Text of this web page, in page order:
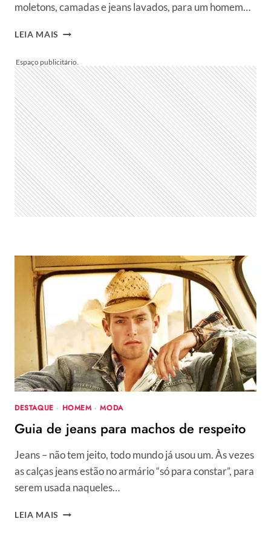
moletons, camadas e jeans lavados, para um homem…
LEIA MAIS RIO
–
ARMADILLO
–
OUTONO-
INVERNO
2011
DESTAQUE · HOMEM ·MODA
Guia de jeans para machos de respeito
Jeans – não tem jeito, todo mundo já usou um. Às vezes
as calças jeans estão no armário “só para constar”, para
serem usada naqueles…
LEIA MAIS GUIA